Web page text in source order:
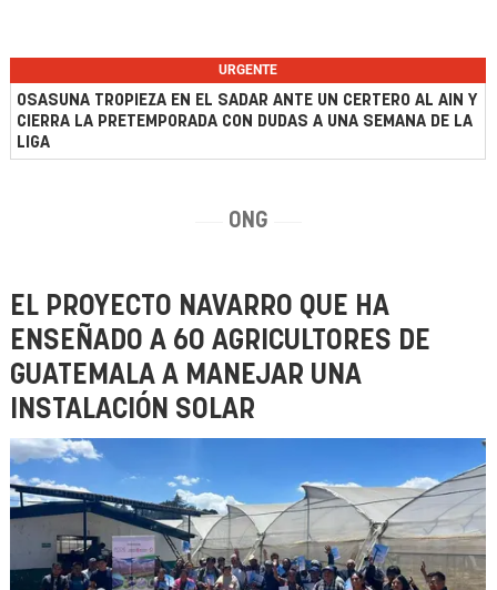
URGENTE
OSASUNA TROPIEZA EN EL SADAR ANTE UN CERTERO AL AIN Y
CIERRA LA PRETEMPORADA CON DUDAS A UNA SEMANA DE LA
LIGA
ONG
EL PROYECTO NAVARRO QUE HA
ENSEÑADO A 60 AGRICULTORES DE
GUATEMALA A MANEJAR UNA
INSTALACIÓN SOLAR